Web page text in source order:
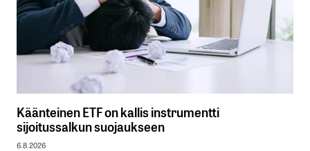
Käänteinen ETF on kallis instrumentti
sijoitussalkun suojaukseen
6.8.2026